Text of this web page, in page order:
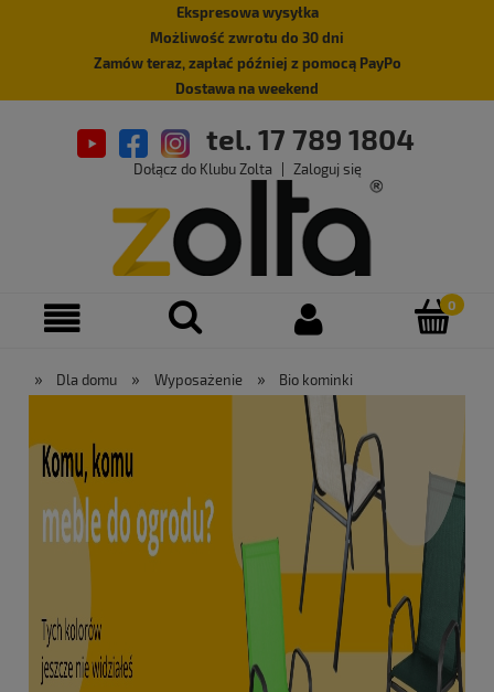
Ekspresowa wysyłka
Możliwość zwrotu do 30 dni
Zamów teraz, zapłać później z pomocą PayPo
Dostawa na weekend
tel. 17 789 1804
Dołącz do Klubu Zolta Zaloguj się
» Dla domu » Wyposażenie » Bio kominki